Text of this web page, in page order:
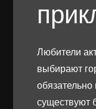
Любители
выбирают
существуют